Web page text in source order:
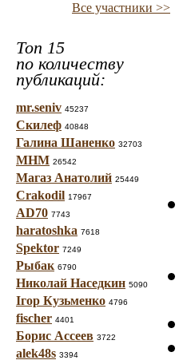
Все участники >>
Топ 15
по количеству
публикаций:
mr.seniv 45237
Скилеф 40848
Галина Шаненко 32703
МНМ 26542
Магаз Анатолий 25449
Crakodil 17967
AD70 7743
haratoshka 7618
Spektor 7249
Рыбак 6790
Николай Наседкин 5090
Ігор Кузьменко 4796
fischer 4401
Борис Ассеев 3722
alek48s 3394